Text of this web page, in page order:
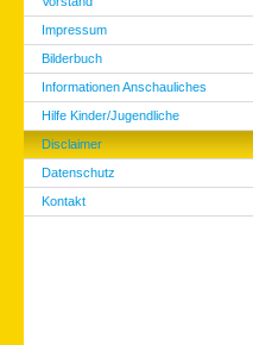
Impressum
Bilderbuch
Informationen Anschauliches
Hilfe Kinder/Jugendliche
Disclaimer
Datenschutz
Kontakt